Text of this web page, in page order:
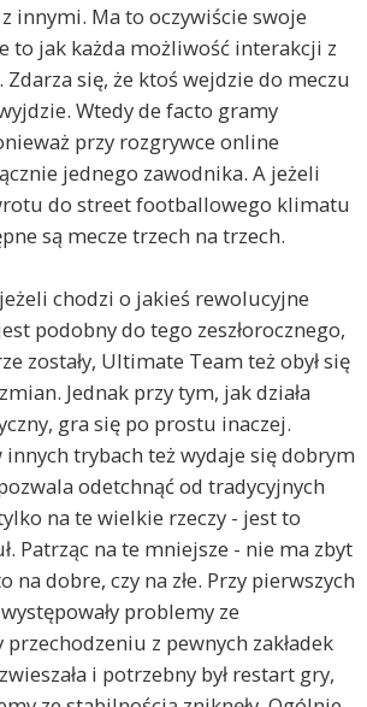
innymi. Ma to oczywiście swoje
to jak każda możliwość interakcji z
się, że ktoś wejdzie do meczu
Wtedy de facto gramy
przy rozgrywce online
jednego zawodnika. A jeżeli
do street footballowego klimatu
są mecze trzech na trzech.
chodzi o jakieś rewolucyjne
podobny do tego zeszłorocznego,
zostały, Ultimate Team też obył się
Jednak przy tym, jak działa
gra się po prostu inaczej.
innych trybach też wydaje się dobrym
odetchnąć od tradycyjnych
na te wielkie rzeczy - jest to
Patrząc na te mniejsze - nie ma zbyt
na dobre, czy na złe. Przy pierwszych
problemy ze
z pewnych zakładek
i potrzebny był restart gry,